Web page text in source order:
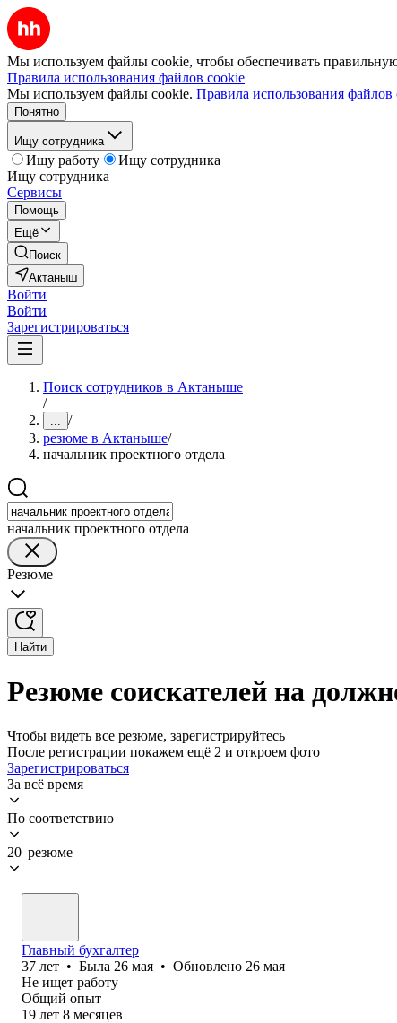
Мы используем файлы cookie, чтобы обеспечивать
Правила использования файлов cookie
Мы используем файлы cookie. Правила использования файлов
Понятно
Ищу сотрудника
Ищу работу
Ищу сотрудника
Ищу сотрудника
Сервисы
Помощь
Ещё
Поиск
Актаныш
Войти
Войти
Зарегистрироваться
Поиск сотрудников в Актаныше
/
... /
резюме в Актаныше/
начальник проектного отдела
начальник проектного отдела
Резюме
Найти
Резюме соискателей на
Чтобы видеть все резюме, зарегистрируйтесь
После регистрации покажем ещё 2 и откроем фото
Зарегистрироваться
За всё время
По соответствию
20 резюме
Главный бухгалтер
37 лет • Была 26 мая • Обновлено 26 мая
Не ищет работу
Общий опыт
19 лет 8 месяцев